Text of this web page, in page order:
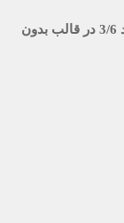
برنامه های کاربردی لوله مانیسمان A333 گرید 3/6 در قالب بدون